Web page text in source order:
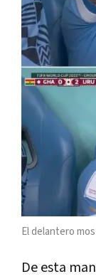
El delantero
De esta